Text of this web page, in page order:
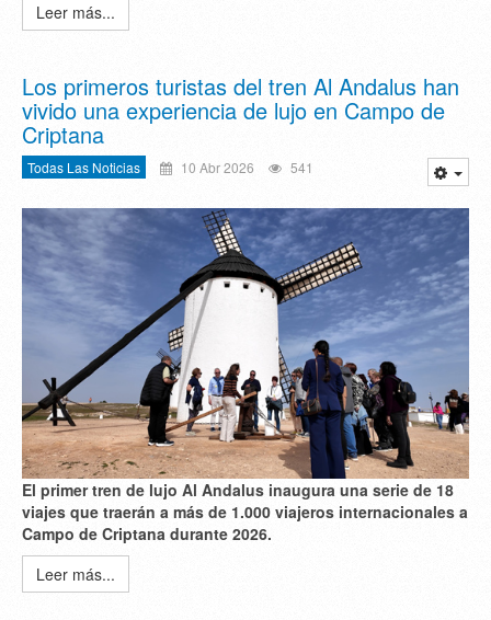
Leer más...
Los primeros turistas del tren Al Andalus han
vivido una experiencia de lujo en Campo de
Criptana
Todas Las Noticias 10 Abr 2026 541
El primer tren de lujo Al Andalus inaugura una serie de 18
viajes que traerán a más de 1.000 viajeros internacionales a
Campo de Criptana durante 2026.
Leer más...